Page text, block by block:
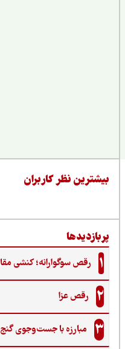
نظر کاربران
رقص سوگوارانه؛ کنشی مقاومتی
رقص عزا
مبارزه با جست‌وجوی گنج‌